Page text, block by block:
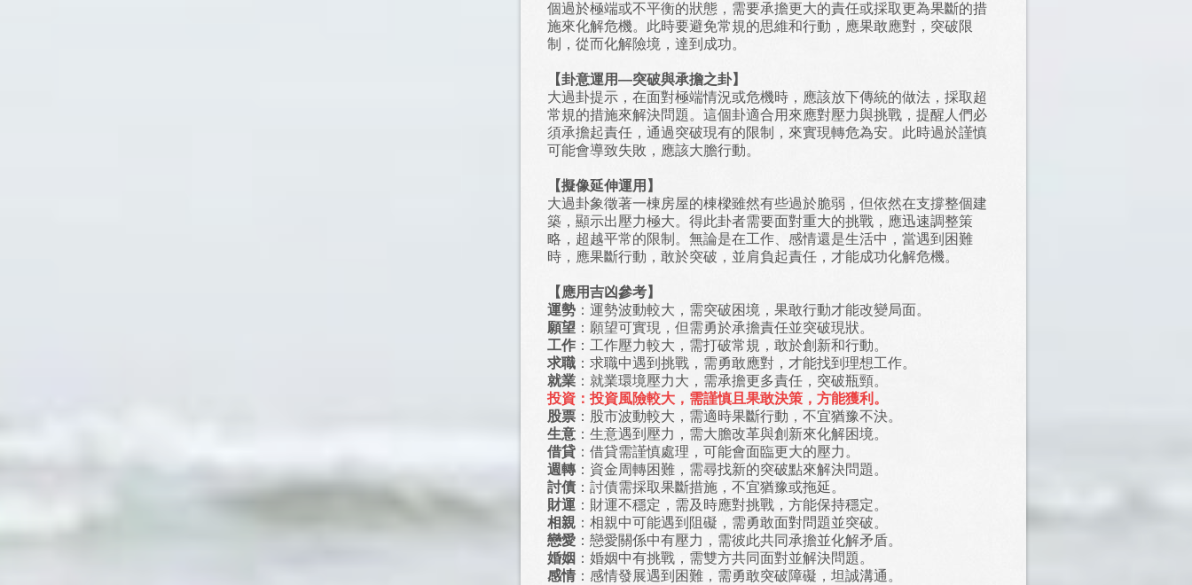
個過於極端或不平衡的狀態，需要承擔更大的責任或採取更為果斷的措
施來化解危機。此時要避免常規的思維和行動，應果敢應對，突破限
制，從而化解險境，達到成功。
【卦意運用—突破與承擔之卦】
大過卦提示，在面對極端情況或危機時，應該放下傳統的做法，採取超
常規的措施來解決問題。這個卦適合用來應對壓力與挑戰，提醒人們必
須承擔起責任，通過突破現有的限制，來實現轉危為安。此時過於謹慎
可能會導致失敗，應該大膽行動。
【擬像延伸運用】
大過卦象徵著一棟房屋的棟樑雖然有些過於脆弱，但依然在支撐整個建
築，顯示出壓力極大。得此卦者需要面對重大的挑戰，應迅速調整策
略，超越平常的限制。無論是在工作、感情還是生活中，當遇到困難
時，應果斷行動，敢於突破，並肩負起責任，才能成功化解危機。
【應用吉凶參考】
運勢 ：運勢波動較大，需突破困境，果敢行動才能改變局面。
願望 ：願望可實現，但需勇於承擔責任並突破現狀。
工作 ：工作壓力較大，需打破常規，敢於創新和行動。
求職 ：求職中遇到挑戰，需勇敢應對，才能找到理想工作。
就業 ：就業環境壓力大，需承擔更多責任，突破瓶頸。
投資：投資風險較大，需謹慎且果敢決策，方能獲利。
股票 ：股市波動較大，需適時果斷行動，不宜猶豫不決。
生意 ：生意遇到壓力，需大膽改革與創新來化解困境。
借貸 ：借貸需謹慎處理，可能會面臨更大的壓力。
週轉 ：資金周轉困難，需尋找新的突破點來解決問題。
討債 ：討債需採取果斷措施，不宜猶豫或拖延。
財運 ：財運不穩定，需及時應對挑戰，方能保持穩定。
相親 ：相親中可能遇到阻礙，需勇敢面對問題並突破。
戀愛 ：戀愛關係中有壓力，需彼此共同承擔並化解矛盾。
婚姻 ：婚姻中有挑戰，需雙方共同面對並解決問題。
感情 ：感情發展遇到困難，需勇敢突破障礙，坦誠溝通。